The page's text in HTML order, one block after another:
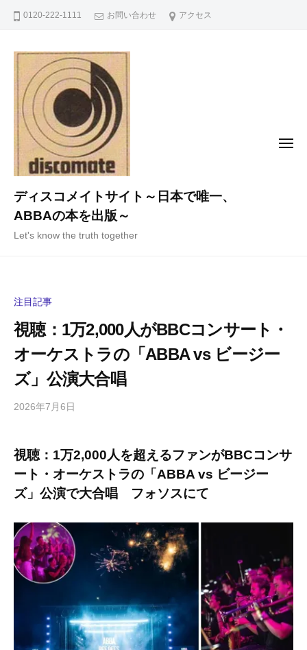
0120-222-1111 お問い合わせ アクセス
ディスコメイトサイト～日本で唯一、
ABBAの本を出版～
Let's know the truth together
メ
注目記事
視聴：1万2,000人がBBCコンサート・
オーケストラの「ABBA vs ビージー
ズ」公演大合唱
2026年7月6日
i
g
a
h
y
a
の
コ
メ
ト
視聴：1万2,000人を超えるファンがBBCコンサ
ート・オーケストラの「ABBA vs ビージー
ズ」公演で大合唱 フォソスにて